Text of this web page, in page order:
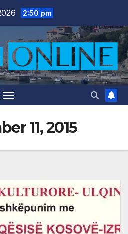
2:50 pm
11, 2015